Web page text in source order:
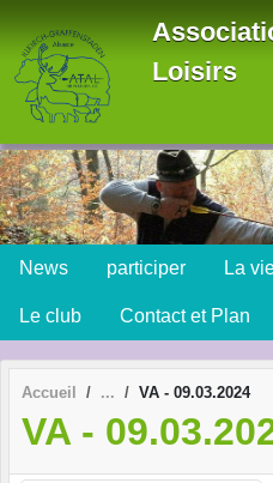
Loisirs
News participer La
Le club Contact et Plan
Accueil VA - 09.03.2024
VA -